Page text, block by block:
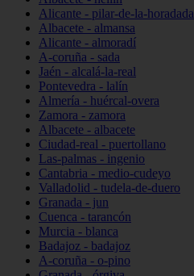
Alicante - pilar-de-la-horadada
Albacete - almansa
Alicante - almoradí
A-coruña - sada
Jaén - alcalá-la-real
Pontevedra - lalín
Almería - huércal-overa
Zamora - zamora
Albacete - albacete
Ciudad-real - puertollano
Las-palmas - ingenio
Cantabria - medio-cudeyo
Valladolid - tudela-de-duero
Granada - jun
Cuenca - tarancón
Murcia - blanca
Badajoz - badajoz
A-coruña - o-pino